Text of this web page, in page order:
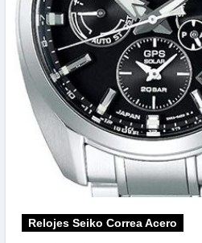
Relojes Seiko Correa Acero